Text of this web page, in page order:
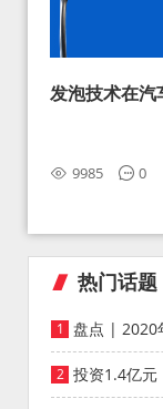
发泡技术在汽
9985 0
热门话题
盘点 | 2020
投资1.4亿元
能仓库